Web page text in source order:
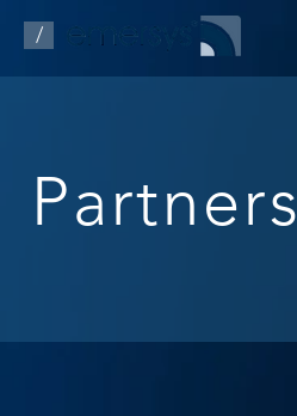
/
Partners